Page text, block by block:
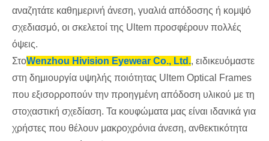
αναζητάτε καθημερινή άνεση, γυαλιά απόδοσης ή κομψό
σχεδιασμό, οι σκελετοί της Ultem προσφέρουν πολλές
όψεις.
ΣτοWenzhou Hivision Eyewear Co., Ltd., ειδικευόμαστε
στη δημιουργία υψηλής ποιότητας Ultem Optical Frames
που εξισορροπούν την προηγμένη απόδοση υλικού με τη
στοχαστική σχεδίαση. Τα κουφώματα μας είναι ιδανικά για
χρήστες που θέλουν μακροχρόνια άνεση, ανθεκτικότητα